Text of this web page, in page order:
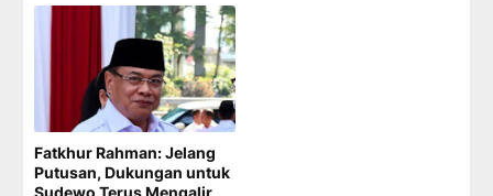
Fatkhur Rahman: Jelang
Putusan, Dukungan untuk
Sudewo Terus Mengalir